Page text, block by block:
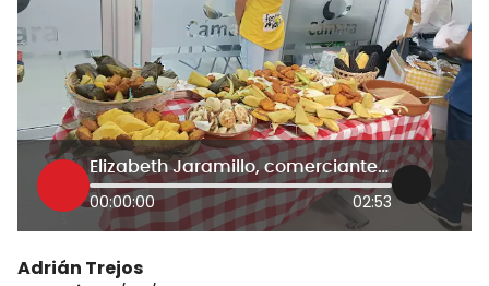
Elizabeth Jaramillo, comerciante Barcelona, Quindío
00:00:00 02:53
Adrián Trejos